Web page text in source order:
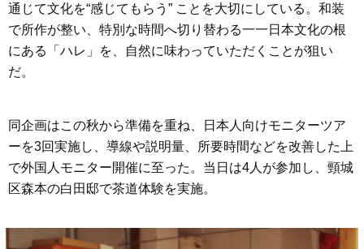
通じて文化を“感じてもらう” ことを大切にしている。和装
で所作が整い、特別な時間へ切り替わる一一日本文化の根
にある「ハレ」を、自然に味わっていただくことが狙い
だ。
同企画はこの秋から準備を重ね、日本人向けモニターツア
ーを3回実施し、導線や説明量、所要時間などを改善した上
で外国人モニター開催に至った。当日は4人が参加し、頸城
区森本の白田邸で茶道体験を実施。